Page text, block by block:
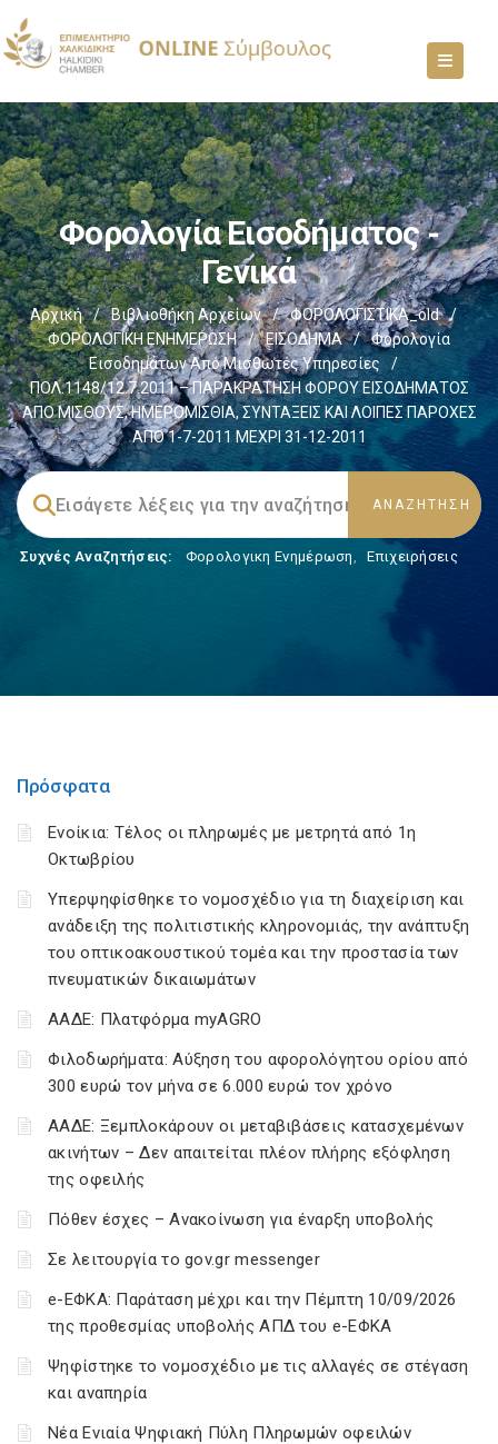
Φορολογία Εισοδήματος -
Γενικά
Αρχική / Βιβλιοθήκη Αρχείων / ΦΟΡΟΛΟΓΙΣΤΙΚΑ_old
/
ΦΟΡΟΛΟΓΙΚΗ ΕΝΗΜΕΡΩΣΗ
/ ΕΙΣΟΔΗΜΑ /
Φορολογία
Εισοδημάτων Από Μισθωτές Υπηρεσίες
/
ΠΟΛ.1148/12.7.2011 – ΠΑΡΑΚΡΑΤΗΣΗ ΦΟΡΟΥ ΕΙΣΟΔΗΜΑΤΟΣ
ΑΠΟ ΜΙΣΘΟΥΣ, ΗΜΕΡΟΜΙΣΘΙΑ, ΣΥΝΤΑΞΕΙΣ ΚΑΙ ΛΟΙΠΕΣ ΠΑΡΟΧΕΣ
ΑΠΟ 1-7-2011 ΜΕΧΡΙ 31-12-2011
Συχνές Αναζητήσεις: Φορολογικη Ενημέρωση, Επιχειρήσεις
Πρόσφατα
Ενοίκια: Τέλος οι πληρωμές με μετρητά από 1η
Οκτωβρίου
Υπερψηφίσθηκε το νομοσχέδιο για τη διαχείριση και
ανάδειξη της πολιτιστικής κληρονομιάς, την ανάπτυξη
του οπτικοακουστικού τομέα και την προστασία των
πνευματικών δικαιωμάτων
ΑΑΔΕ: Πλατφόρμα myAGRO
Φιλοδωρήματα: Αύξηση του αφορολόγητου ορίου από
300 ευρώ τον μήνα σε 6.000 ευρώ τον χρόνο
ΑΑΔΕ: Ξεμπλοκάρουν οι μεταβιβάσεις κατασχεμένων
ακινήτων – Δεν απαιτείται πλέον πλήρης εξόφληση
της οφειλής
Πόθεν έσχες – Ανακοίνωση για έναρξη υποβολής
Σε λειτουργία το gov.gr messenger
e-ΕΦΚΑ: Παράταση μέχρι και την Πέμπτη 10/09/2026
της προθεσμίας υποβολής ΑΠΔ του e-ΕΦΚΑ
Ψηφίστηκε το νομοσχέδιο με τις αλλαγές σε στέγαση
και αναπηρία
Νέα Ενιαία Ψηφιακή Πύλη Πληρωμών οφειλών